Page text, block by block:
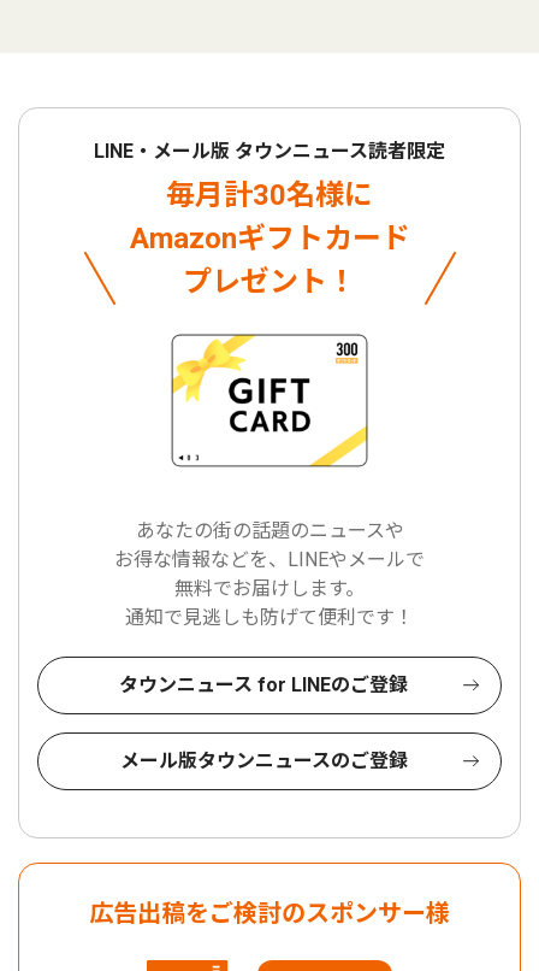
LINE・メール版 タウンニュース読者限定
毎月計30名様に
Amazonギフトカード
プレゼント！
あなたの街の話題のニュースや
お得な情報などを、LINEやメールで
無料でお届けします。
通知で見逃しも防げて便利です！
タウンニュース for LINEのご登録
メール版タウンニュースのご登録
広告出稿をご検討のスポンサー様